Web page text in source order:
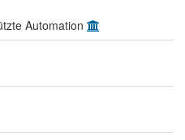
Automation